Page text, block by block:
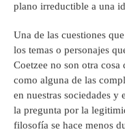
plano irreductible a una
Una de las cuestiones
los temas o personajes
Coetzee no son otra
como alguna de las
en nuestras sociedades y
la pregunta por la
filosofía se hace menos